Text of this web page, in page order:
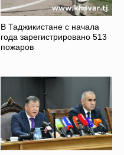
В Таджикистане с начала
года зарегистрировано 513
пожаров